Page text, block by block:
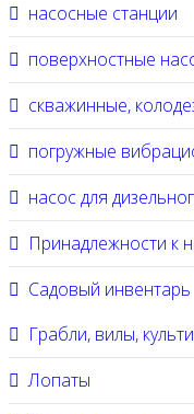
насосные станции
поверхностные
скважинные,
погружные
насос для
Принадлежности к
Садовый инвентарь
Грабли, вилы,
Лопаты